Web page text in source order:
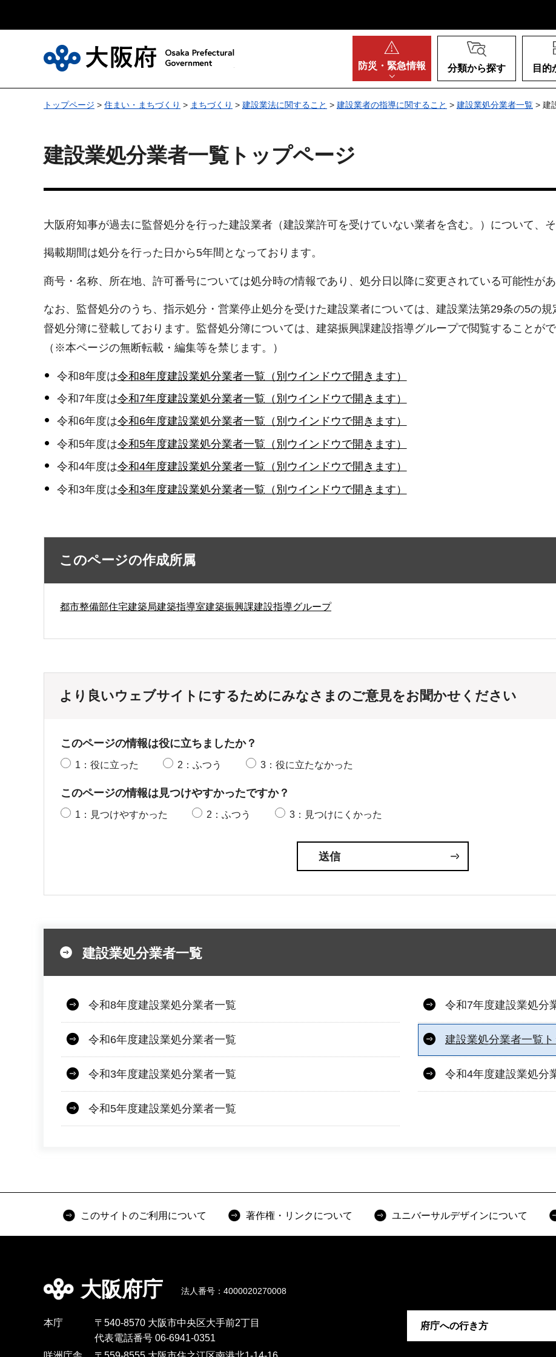
防災・ 緊急情報 分類から探す 目的
トップページ > 住まい・まちづくり > まちづくり > 建設業法に関すること > 建設業者の指導に関すること > 建設業処分業者一覧 > 建
建設業処分業者一覧トップページ
大阪府知事が過去に監督処分を行った建設業者（建設業許可を受けていない業者を含む。）について、
掲載期間は処分を行った日から5年間となっております。
商号・名称、所在地、許可番号については処分時の情報であり、処分日以降に変更されている可能性が
なお、監督処分のうち、指示処分・営業停止処分を受けた建設業者については、建設業法第29条の5の
督処分簿に登載しております。監督処分簿については、建築振興課建設指導グループで閲覧することがで
（※本ページの無断転載・編集等を禁じます。）
令和8年度は令和8年度建設業処分業者一覧（別ウインドウで開きます）
令和7年度は令和7年度建設業処分業者一覧（別ウインドウで開きます）
令和6年度は令和6年度建設業処分業者一覧（別ウインドウで開きます）
令和5年度は令和5年度建設業処分業者一覧（別ウインドウで開きます）
令和4年度は令和4年度建設業処分業者一覧（別ウインドウで開きます）
令和3年度は令和3年度建設業処分業者一覧（別ウインドウで開きます）
このページの作成所属
都市整備部住宅建築局建築指導室建築振興課建設指導グループ
より良いウェブサイトにするためにみなさまのご意見をお聞かせください
このページの情報は役に立ちましたか？
1：役に立った 2：ふつう 3：役に立たなかった
このページの情報は見つけやすかったですか？
1：見つけやすかった 2：ふつう 3：見つけにくかった
建設業処分業者一覧
令和8年度建設業処分業者一覧 令和7年度建設業処分
令和6年度建設業処分業者一覧 建設業処分業者一覧
令和3年度建設業処分業者一覧 令和4年度建設業処分
令和5年度建設業処分業者一覧
このサイトのご利用について 著作権・リンクについて ユニバーサルデザインについて
大阪府庁 法人番号：4000020270008
本庁
〒540-8570 大阪市中央区大手前2丁目
代表電話番号 06-6941-0351
府庁への行き方